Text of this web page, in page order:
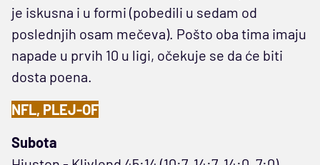
je iskusna i u formi (pobedili u sedam od
poslednjih osam mečeva). Pošto oba tima imaju
napade u prvih 10 u ligi, očekuje se da će biti
dosta poena.
NFL, PLEJ-OF
Subota